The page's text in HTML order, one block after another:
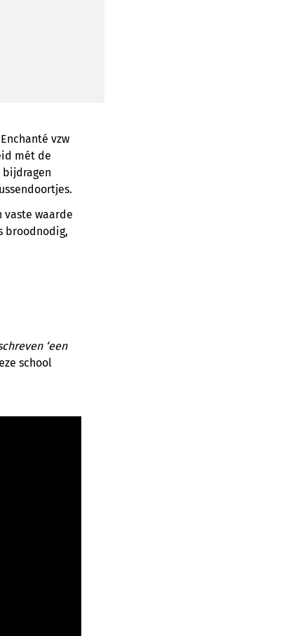
vzw
mét de
bijdragen
waarde
broodnodig,
‘een
school